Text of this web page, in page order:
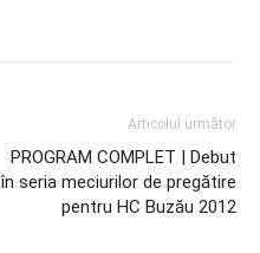
Articolul următor
PROGRAM COMPLET | Debut
în seria meciurilor de pregătire
pentru HC Buzău 2012